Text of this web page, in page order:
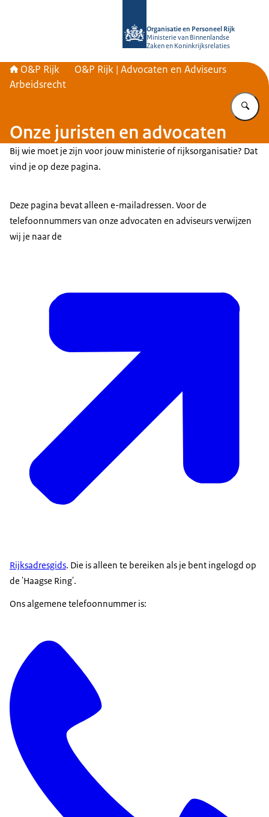
Organisatie en Personeel Rijk
Ministerie van Binnenlandse
Zaken en Koninkrijksrelaties
O&P Rijk
O&P Rijk | Advocaten en Adviseurs
Arbeidsrecht
Onze juristen en advocaten
Bij wie moet je zijn voor jouw ministerie of rijksorganisatie? Dat
vind je op deze pagina.
Deze pagina bevat alleen e-mailadressen. Voor de
telefoonnummers van onze advocaten en adviseurs verwijzen
wij je naar de
Rijksadresgids. Die is alleen te bereiken als je bent ingelogd op
de 'Haagse Ring'.
Ons algemene telefoonnummer is: